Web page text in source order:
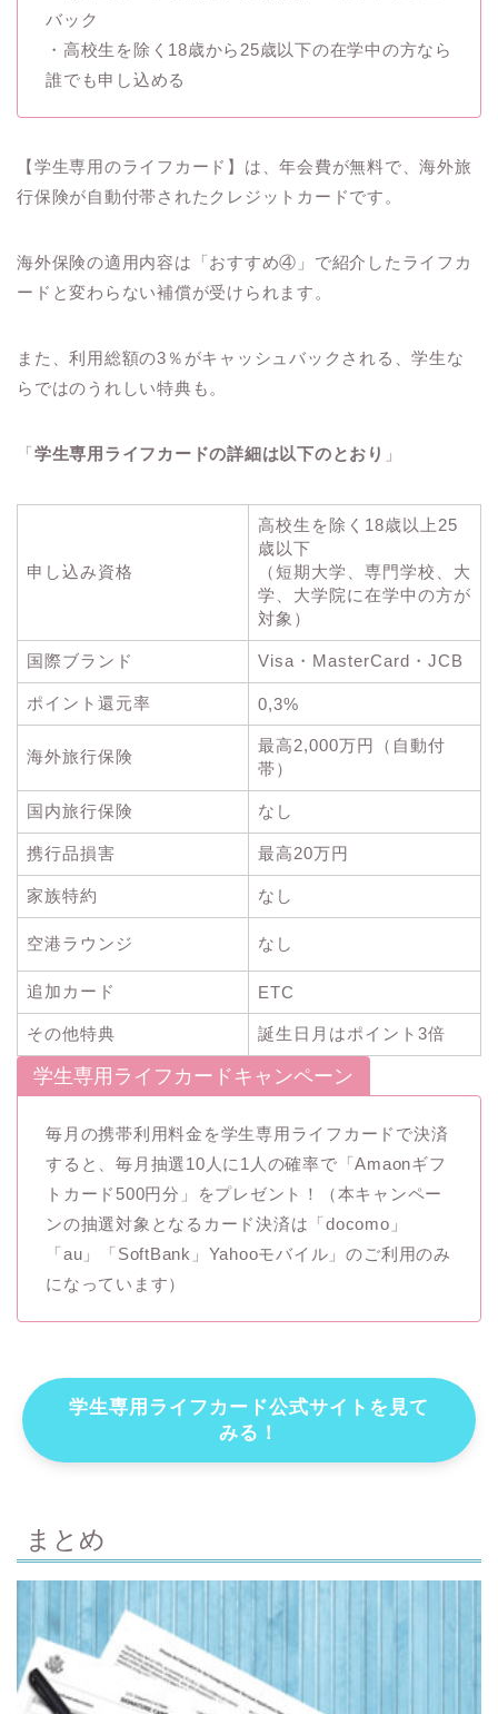
バック
・高校生を除く18歳から25歳以下の在学中の方なら
誰でも申し込める
【学生専用のライフカード】は、年会費が無料で、海外旅
行保険が自動付帯されたクレジットカードです。
海外保険の適用内容は「おすすめ④」で紹介したライフカ
ードと変わらない補償が受けられます。
また、利用総額の3％がキャッシュバックされる、学生な
らではのうれしい特典も。
「学生専用ライフカードの詳細は以下のとおり 」
申し込み資格
高校生を除く18歳以上25
歳以下
（短期大学、専門学校、大
学、大学院に在学中の方が
対象）
国際ブランド Visa・MasterCard・JCB
ポイント還元率 0,3%
海外旅行保険
最高2,000万円（自動付
帯）
国内旅行保険 なし
携行品損害 最高20万円
家族特約 なし
空港ラウンジ なし
追加カード ETC
その他特典 誕生日月はポイント3倍
学生専用ライフカードキャンペーン
毎月の携帯利用料金を学生専用ライフカードで決済
すると、毎月抽選10人に1人の確率で「Amaonギフ
トカード500円分」をプレゼント！（本キャンペー
ンの抽選対象となるカード決済は「docomo」
「au」「SoftBank」Yahooモバイル」のご利用のみ
になっています）
学生専用ライフカード公式サイトを見て
みる！
まとめ